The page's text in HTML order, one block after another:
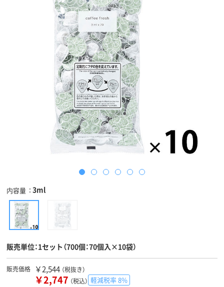
内容量 3ml
販売単位：1セット（700個：70個入×10袋）
販売価格 ￥2,544 （税抜き）
￥2,747 （税込） 軽減税率 8%